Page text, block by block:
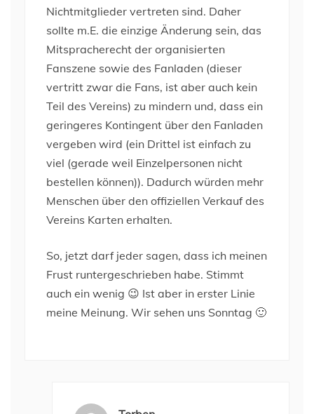
Nichtmitglieder vertreten sind. Daher
sollte m.E. die einzige Änderung sein, das
Mitspracherecht der organisierten
Fanszene sowie des Fanladen (dieser
vertritt zwar die Fans, ist aber auch kein
Teil des Vereins) zu mindern und, dass ein
geringeres Kontingent über den Fanladen
vergeben wird (ein Drittel ist einfach zu
viel (gerade weil Einzelpersonen nicht
bestellen können)). Dadurch würden mehr
Menschen über den offiziellen Verkauf des
Vereins Karten erhalten.
So, jetzt darf jeder sagen, dass ich meinen
Frust runtergeschrieben habe. Stimmt
auch ein wenig 😉 Ist aber in erster Linie
meine Meinung. Wir sehen uns Sonntag 🙂